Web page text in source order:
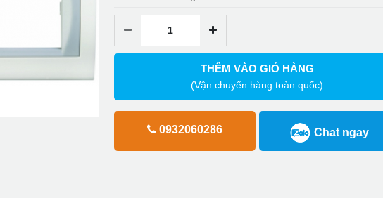
THÊM VÀO GIỎ HÀNG
(Vận chuyển hàng toàn quốc)
0932060286 Chat ngay